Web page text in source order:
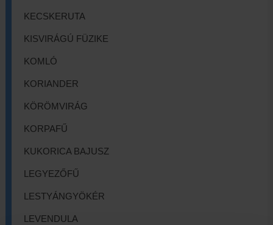
KECSKERUTA
KISVIRÁGÚ FÜZIKE
KOMLÓ
KORIANDER
KÖRÖMVIRÁG
KORPAFŰ
KUKORICA BAJUSZ
LEGYEZŐFŰ
LESTYÁNGYÖKÉR
LEVENDULA